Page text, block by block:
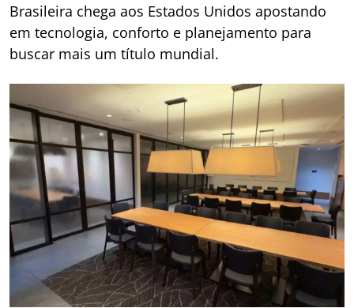
Brasileira chega aos Estados Unidos apostando
em tecnologia, conforto e planejamento para
buscar mais um título mundial.